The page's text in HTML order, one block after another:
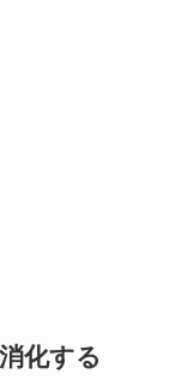
化する